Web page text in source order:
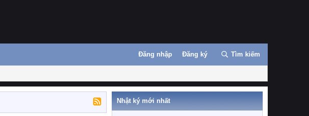
Đăng nhập Đăng ký Tìm kiếm
Nhật ký mới nhất